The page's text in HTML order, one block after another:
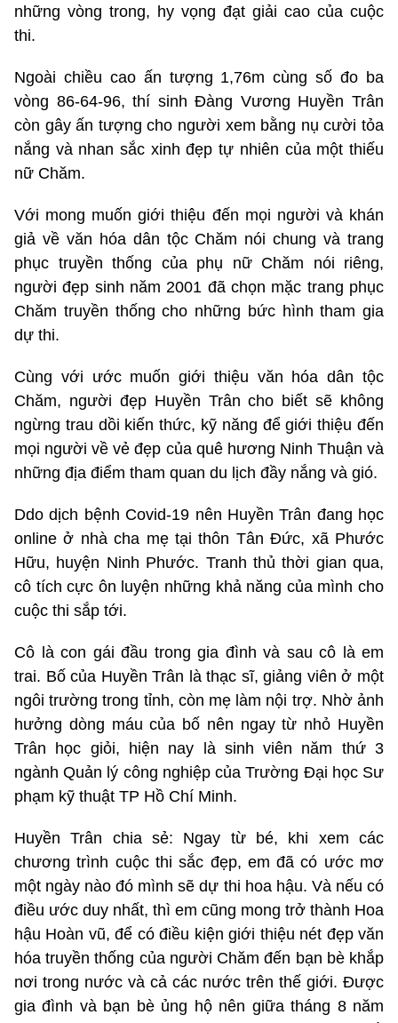
những vòng trong, hy vọng đạt giải cao của cuộc
thi.
Ngoài chiều cao ấn tượng 1,76m cùng số đo ba
vòng 86-64-96, thí sinh Đàng Vương Huyền Trân
còn gây ấn tượng cho người xem bằng nụ cười tỏa
nắng và nhan sắc xinh đẹp tự nhiên của một thiếu
nữ Chăm.
Với mong muốn giới thiệu đến mọi người và khán
giả về văn hóa dân tộc Chăm nói chung và trang
phục truyền thống của phụ nữ Chăm nói riêng,
người đẹp sinh năm 2001 đã chọn mặc trang phục
Chăm truyền thống cho những bức hình tham gia
dự thi.
Cùng với ước muốn giới thiệu văn hóa dân tộc
Chăm, người đẹp Huyền Trân cho biết sẽ không
ngừng trau dồi kiến thức, kỹ năng để giới thiệu đến
mọi người về vẻ đẹp của quê hương Ninh Thuận và
những địa điểm tham quan du lịch đầy nắng và gió.
Ddo dịch bệnh Covid-19 nên Huyền Trân đang học
online ở nhà cha mẹ tại thôn Tân Đức, xã Phước
Hữu, huyện Ninh Phước. Tranh thủ thời gian qua,
cô tích cực ôn luyện những khả năng của mình cho
cuộc thi sắp tới.
Cô là con gái đầu trong gia đình và sau cô là em
trai. Bố của Huyền Trân là thạc sĩ, giảng viên ở một
ngôi trường trong tỉnh, còn mẹ làm nội trợ. Nhờ ảnh
hưởng dòng máu của bố nên ngay từ nhỏ Huyền
Trân học giỏi, hiện nay là sinh viên năm thứ 3
ngành Quản lý công nghiệp của Trường Đại học Sư
phạm kỹ thuật TP Hồ Chí Minh.
Huyền Trân chia sẻ: Ngay từ bé, khi xem các
chương trình cuộc thi sắc đẹp, em đã có ước mơ
một ngày nào đó mình sẽ dự thi hoa hậu. Và nếu có
điều ước duy nhất, thì em cũng mong trở thành Hoa
hậu Hoàn vũ, để có điều kiện giới thiệu nét đẹp văn
hóa truyền thống của người Chăm đến bạn bè khắp
nơi trong nước và cả các nước trên thế giới. Được
gia đình và bạn bè ủng hộ nên giữa tháng 8 năm